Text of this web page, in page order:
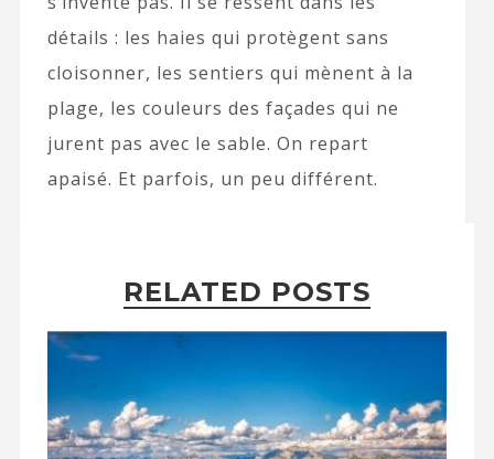
détails : les haies qui protègent sans
cloisonner, les sentiers qui mènent à la
plage, les couleurs des façades qui ne
jurent pas avec le sable. On repart
apaisé. Et parfois, un peu différent.
RELATED POSTS